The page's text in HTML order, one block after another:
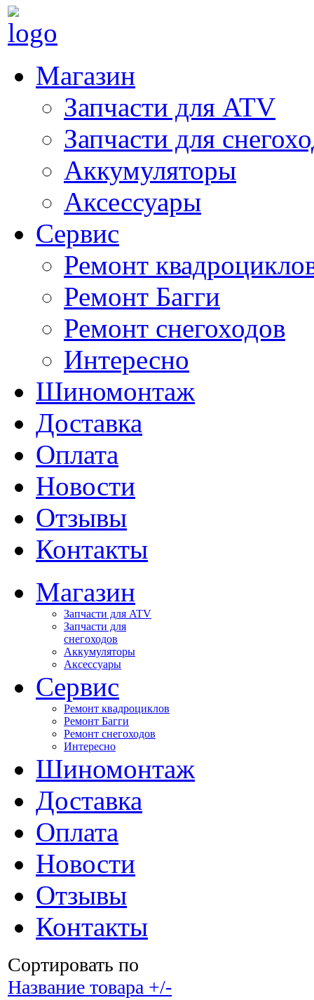
Магазин
Запчасти для ATV
Запчасти для
Аккумуляторы
Аксессуары
Сервис
Ремонт
Ремонт Багги
Ремонт снегоходов
Интересно
Шиномонтаж
Доставка
Оплата
Новости
Отзывы
Контакты
Магазин
Запчасти для ATV
Запчасти для
снегоходов
Аккумуляторы
Аксессуары
Сервис
Ремонт квадроциклов
Ремонт Багги
Ремонт снегоходов
Интересно
Шиномонтаж
Доставка
Оплата
Новости
Отзывы
Контакты
Сортировать по
Название товара +/-